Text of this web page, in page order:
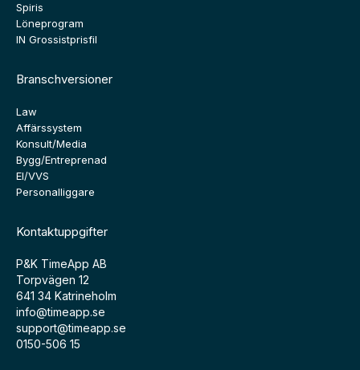
Spiris
Löneprogram
IN Grossistprisfil
Branschversioner
Law
Affärssystem
Konsult/Media
Bygg/Entreprenad
El/VVS
Personalliggare
Kontaktuppgifter
P&K TimeApp AB
Torpvägen 12
641 34 Katrineholm
info@timeapp.se
support@timeapp.se
0150-506 15